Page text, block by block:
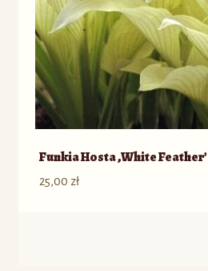
Funkia Hosta ‚White Feather’
25,00 zł